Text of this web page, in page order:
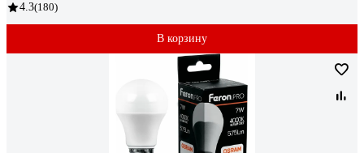
4.3(180)
В корзину